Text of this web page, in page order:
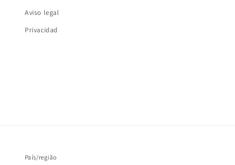
Aviso legal
Privacidad
País/região